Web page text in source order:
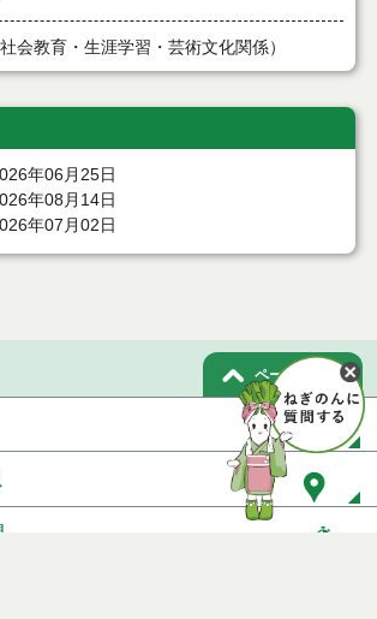
会教育・生涯学習・芸術文化関係）
年06月25日
年08月14日
年07月02日
ページトップ